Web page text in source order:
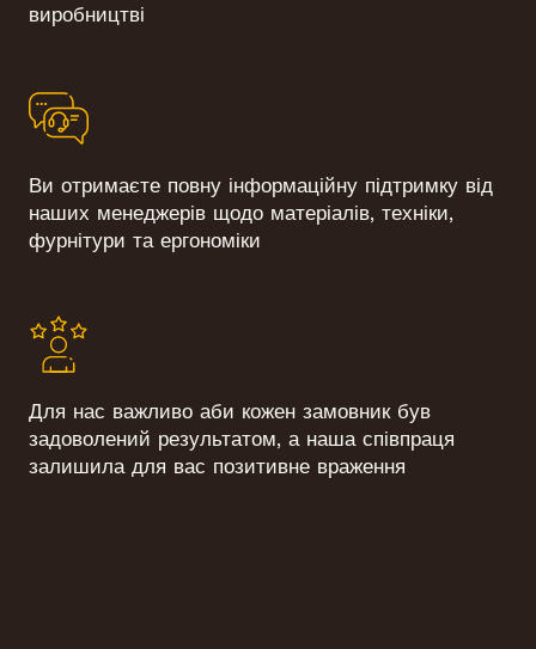
виробництві
Ви отримаєте повну інформаційну підтримку від
наших менеджерів щодо матеріалів, техніки,
фурнітури та ергономіки
Для нас важливо аби кожен замовник був
задоволений результатом, а наша співпраця
залишила для вас позитивне враження